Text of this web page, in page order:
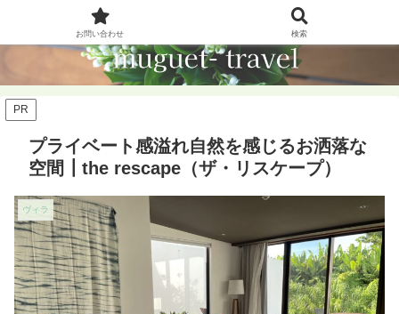
PR
プライベート感溢れ自然を感じるお洒落な
空間┃the rescape（ザ・リスケープ）
ヴィラ
お問い合わせ 検索